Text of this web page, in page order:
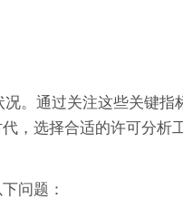
。通过关注这些关键指
，选择合适的许可分析
问题：